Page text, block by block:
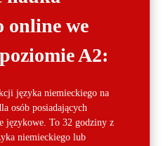
online we
A2:
języka niemieckiego na
osób posiadających
językowe. To 32 godziny z
niemieckiego lub